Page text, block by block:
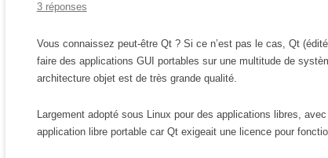
réinitialise le mot
END;
ELSE
SET @MOT = @MOT + @C;
-- insertion du dernier mot
IF @MOT <> ''
3 réponses
Vous connaissez peut-être Qt ? Si ce n’est pas le cas, Qt
faire des applications GUI portables sur une multitude de
architecture objet est de très grande qualité.
Largement adopté sous Linux pour des applications libres,
application libre portable car Qt exigeait une licence pour